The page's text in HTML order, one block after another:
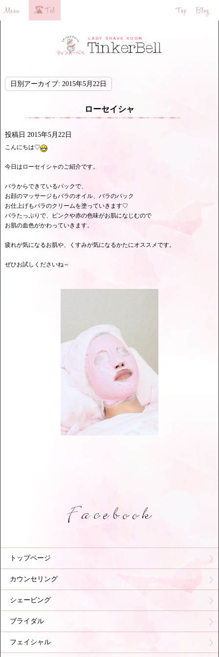
日別アーカイブ: 2015年5月22日
ローセイシャ
投稿日 2015年5月22日
こんにちは♡
今日はローセイシャのご紹介です。
バラからできているパックで、
お顔のマッサージもバラのオイル、バラのパック
お仕上げもバラのクリームを塗っていきます♡
バラたっぷりで、ピンクや赤の色味がお肌になじむので
お肌の血色がかわっていきます。
疲れが気になるお肌や、くすみが気になるかたにオススメです。
ぜひお試しくださいね～
トップページ
カウンセリング
シェービング
ブライダル
フェイシャル